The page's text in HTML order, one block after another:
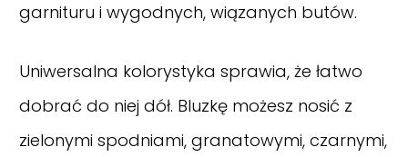
garnituru i wygodnych, wiązanych butów.
Uniwersalna kolorystyka sprawia, że łatwo
dobrać do niej dół. Bluzkę możesz nosić z
zielonymi spodniami, granatowymi, czarnymi,